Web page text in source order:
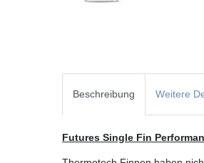
Beschreibung Weitere
Futures Single Fin